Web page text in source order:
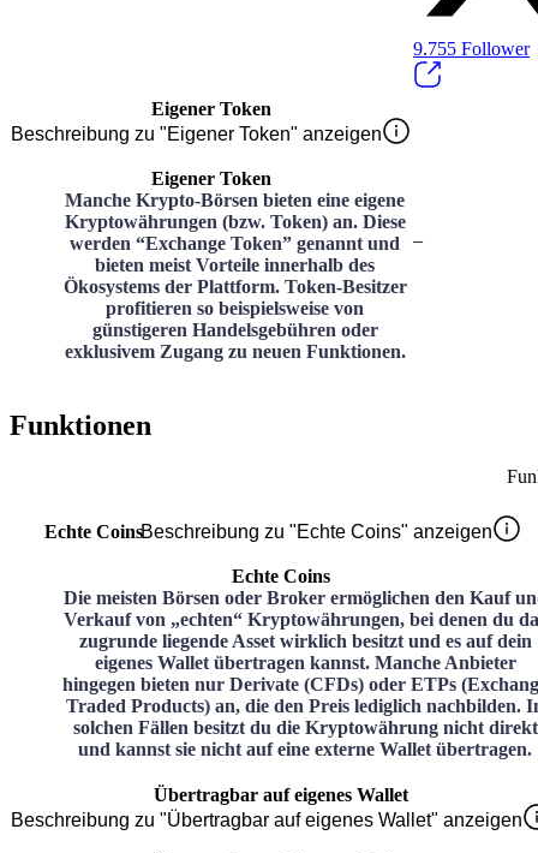
9.755 Follower
Eigener Token
Beschreibung zu "Eigener Token" anzeigen
Eigener Token
Manche Krypto-Börsen bieten eine eigene
Kryptowährungen (bzw. Token) an. Diese
werden “Exchange Token” genannt und
bieten meist Vorteile innerhalb des
Ökosystems der Plattform. Token-Besitzer
profitieren so beispielsweise von
günstigeren Handelsgebühren oder
exklusivem Zugang zu neuen Funktionen.
–
Funktionen
Echte CoinsBeschreibung zu "Echte Coins" anzeigen
Echte Coins
Die meisten Börsen oder Broker ermöglichen den Kauf
Verkauf von „echten“ Kryptowährungen, bei denen du
zugrunde liegende Asset wirklich besitzt und es auf dein
eigenes Wallet übertragen kannst. Manche Anbieter
hingegen bieten nur Derivate (CFDs) oder ETPs
Traded Products) an, die den Preis lediglich nachbilden.
solchen Fällen besitzt du die Kryptowährung nicht direkt
und kannst sie nicht auf eine externe Wallet übertragen.
Übertragbar auf eigenes Wallet
Beschreibung zu "Übertragbar auf eigenes Wallet" anzeigen